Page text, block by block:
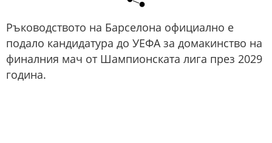
Ръководството на Барселона официално е
подало кандидатура до УЕФА за домакинство на
финалния мач от Шампионската лига през 2029
година.